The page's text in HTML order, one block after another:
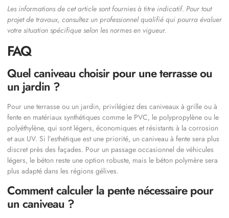
Les informations de cet article sont fournies à titre indicatif. Pour tout
projet de travaux, consultez un professionnel qualifié qui pourra évaluer
votre situation spécifique selon les normes en vigueur.
FAQ
Quel caniveau choisir pour une terrasse ou
un jardin ?
Pour une terrasse ou un jardin, privilégiez des caniveaux à grille ou à
fente en matériaux synthétiques comme le PVC, le polypropylène ou le
polyéthylène, qui sont légers, économiques et résistants à la corrosion
et aux UV. Si l’esthétique est une priorité, un caniveau à fente sera plus
discret près des façades. Pour un passage occasionnel de véhicules
légers, le béton reste une option robuste, mais le béton polymère sera
plus adapté dans les régions gélives.
Comment calculer la pente nécessaire pour
un caniveau ?